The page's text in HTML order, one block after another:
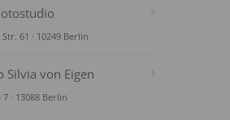
61 · 10249 Berlin
Silvia von Eigen
· 13088 Berlin